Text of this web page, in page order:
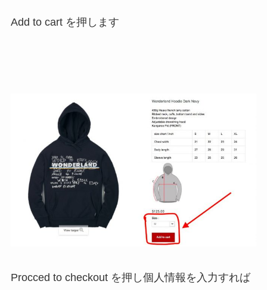
Add to cart を押します
Procced to checkout を押し個人情報を入力すれば